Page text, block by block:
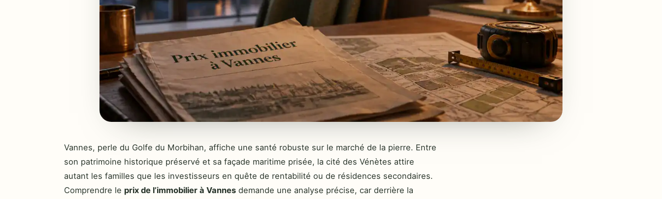
Vannes, perle du Golfe du Morbihan, affiche une santé robuste sur le marché de la pierre. Entre
son patrimoine historique préservé et sa façade maritime prisée, la cité des Vénètes attire
autant les familles que les investisseurs en quête de rentabilité ou de résidences secondaires.
Comprendre le prix de l’immobilier à Vannes demande une analyse précise, car derrière la